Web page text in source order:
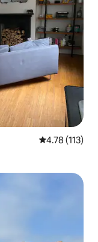
औसत रेटिंग 5 में से
4.78 (113)